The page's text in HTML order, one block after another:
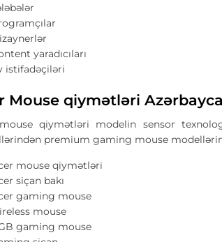
yaradıcıları
istifadəçiləri
Mouse qiymətləri
qiymətləri modelin sensor
premium gaming mouse
mouse qiymətləri
siçan bakı
gaming mouse
mouse
gaming mouse